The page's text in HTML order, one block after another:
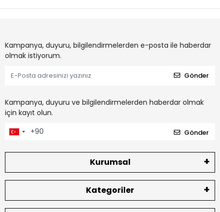
Kampanya, duyuru, bilgilendirmelerden e-posta ile haberdar
olmak istiyorum.
Gönder
Kampanya, duyuru ve bilgilendirmelerden haberdar olmak
için kayıt olun.
Gönder
Kurumsal
Kategoriler